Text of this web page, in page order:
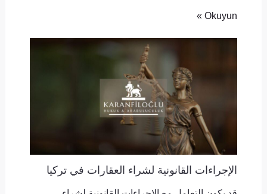
Okuyun »
الإجراءات القانونية لشراء العقارات في تركيا